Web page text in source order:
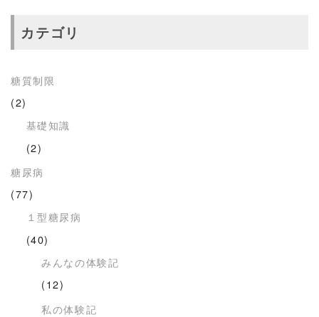
カテゴリ
糖質制限
(2)
基礎知識
(2)
糖尿病
(77)
１型糖尿病
(40)
みんなの体験記
(12)
私の体験記